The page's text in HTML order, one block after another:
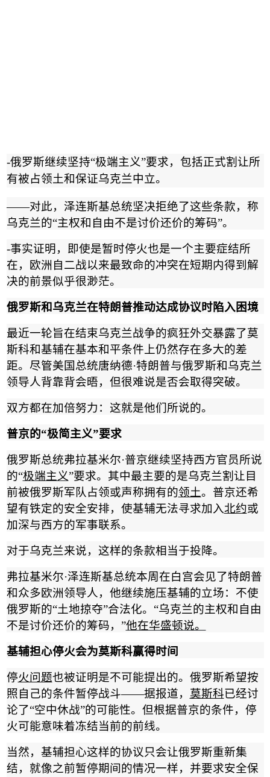
-俄罗斯继续坚持“极端主义”要求，包括正式割让所
有被占领土和保证乌克兰中立。
——对此，泽连斯基总统坚决拒绝了这些条款，称
乌克兰的“主权和自由不是讨价还价的筹码”。
-事实证明，即使是暂时停火也是一个主要症结所
在，欧洲自二战以来最致命的冲突在短期内得到解
决的前景似乎很渺茫。
俄罗斯和乌克兰在特朗普推动达成协议时陷入困境
最近一轮旨在结束乌克兰战争的疯狂外交暴露了莫
斯科和基辅在基本和平条件上仍然存在多大的差
距。尽管美国总统唐纳德·特朗普与俄罗斯和乌克兰
领导人背靠背会晤，但很难说是否会取得突破。
双方都在加倍努力：这就是他们所说的。
普京的“极简主义”要求
俄罗斯总统弗拉基米尔·普京继续坚持西方官员所说
的“极端主义”要求。其中最主要的是乌克兰割让目
前被俄罗斯军队占领或声称拥有的领土。普京还希
望有铁定的安全安排，使基辅无法寻求加入北约或
加深与西方的军事联系。
对于乌克兰来说，这样的条款相当于投降。
弗拉基米尔·泽连斯基总统本周在白宫会见了特朗普
和众多欧洲领导人，他继续施压基辅的立场：不使
俄罗斯的“土地掠夺”合法化。 “乌克兰的主权和自由
不是讨价还价的筹码， ”他在华盛顿说。
基辅担心停火会为莫斯科赢得时间
停火问题也被证明是不可能提出的。俄罗斯希望按
照自己的条件暂停战斗——据报道， 莫斯科已经讨
论了“空中休战”的可能性。但根据普京的条件，停
火可能意味着冻结当前的前线。
当然，基辅担心这样的协议只会让俄罗斯重新集
结，就像之前暂停期间的情况一样，并要求安全保